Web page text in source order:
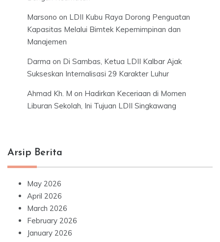
Marsono on LDII Kubu Raya Dorong Penguatan
Kapasitas Melalui Bimtek Kepemimpinan dan
Manajemen
Darma on Di Sambas, Ketua LDII Kalbar Ajak
Sukseskan Internalisasi 29 Karakter Luhur
Ahmad Kh. M on Hadirkan Keceriaan di Momen
Liburan Sekolah, Ini Tujuan LDII Singkawang
Arsip Berita
May 2026
April 2026
March 2026
February 2026
January 2026